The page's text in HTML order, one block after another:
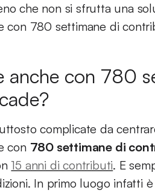
che non si sfrutta una
con 780 settimane di
anche con 780
complicate da
con 780 settimane di
15 anni di contributi. E
In primo luogo infatti